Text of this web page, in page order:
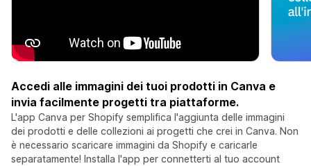
Accedi alle immagini dei tuoi prodotti in Canva e
invia facilmente progetti tra piattaforme.
L'app Canva per Shopify semplifica l'aggiunta delle immagini
dei prodotti e delle collezioni ai progetti che crei in Canva. Non
è necessario scaricare immagini da Shopify e caricarle
separatamente! Installa l'app per connetterti al tuo account